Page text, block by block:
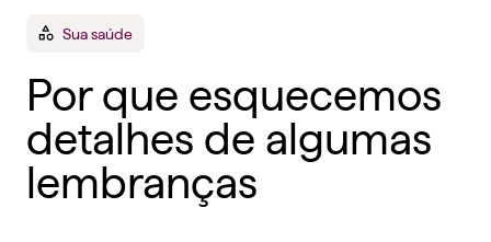
Sua saúde
Por que esquecemos
detalhes de algumas
lembranças